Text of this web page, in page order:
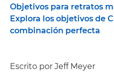
Objetivos para retratos
Explora los objetivos de
combinación perfecta
Escrito por Jeff Meyer